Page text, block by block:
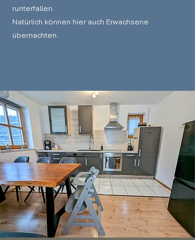
runterfallen.
Natürlich können hier auch Erwachsene
übernachten.